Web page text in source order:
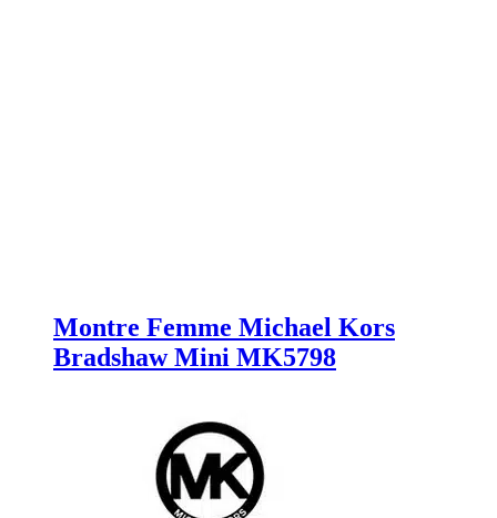
Montre Femme Michael Kors
Bradshaw Mini MK5798